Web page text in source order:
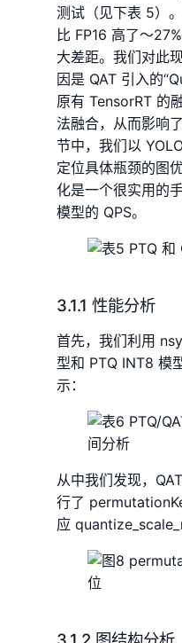
测试（见下表 5）
比 FP16 高了～
大差距。我们对此
因是 QAT 引入的
原有 TensorRT 的
法融合，从而影响
节中，我们以
定位具体瓶颈的图
化是一个很实用的
模型的 QPS。
3.1.1 性能分析
首先，我们利用
型和 PTQ INT8 模
示：
从中我们发现，
行了
应